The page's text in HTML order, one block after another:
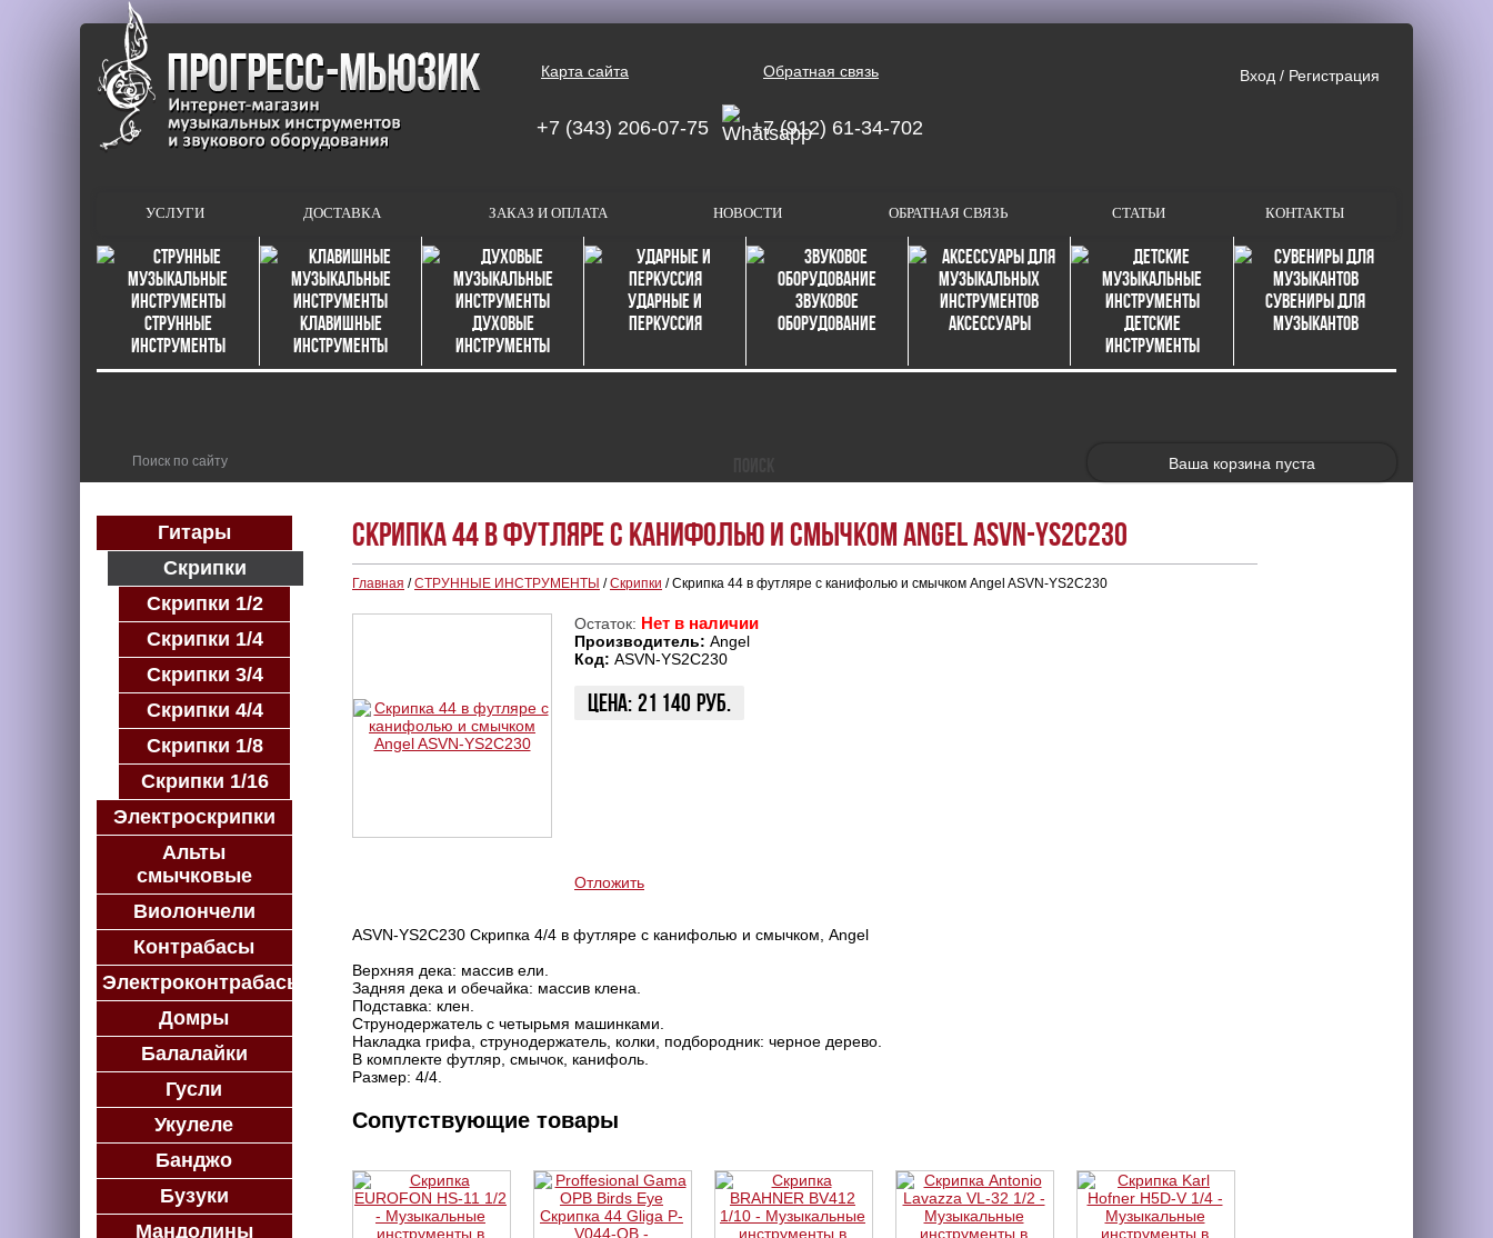
Карта сайта Обратная связь Вход / Регистрация
+7 (343) 206-07-75 +7 (912) 61-34-702
УСЛУГИ ДОСТАВКА ЗАКАЗ И ОПЛАТА НОВОСТИ ОБРАТНАЯ СВЯЗЬ СТАТЬИ КОНТАКТЫ
Струнные
инструменты
Клавишные
инструменты
Духовые
инструменты
Ударные и
перкуссия
Звуковое
оборудование
Аксессуары
Детские
инструменты
Сувениры для
музыкантов
Ваша корзина пуста
Скрипка 44 в футляре с канифолью и смычком Angel ASVN-YS2C230
Главная /СТРУННЫЕ ИНСТРУМЕНТЫ /Скрипки /Скрипка 44 в футляре с канифолью и смычком Angel ASVN-YS2C230
Остаток: Нет в наличии
Производитель: Angel
Код: ASVN-YS2C230
Цена: 21 140 руб.
Отложить
ASVN-YS2C230 Скрипка 4/4 в футляре с канифолью и смычком, Angel
Верхняя дека: массив ели.
Задняя дека и обечайка: массив клена.
Подставка: клен.
Струнодержатель с четырьмя машинками.
Накладка грифа, струнодержатель, колки, подбородник: черное дерево.
В комплекте футляр, смычок, канифоль.
Размер: 4/4.
Сопутствующие товары
Гитары
Скрипки
Скрипки 1/2
Скрипки 1/4
Скрипки 3/4
Скрипки 4/4
Скрипки 1/8
Скрипки 1/16
Электроскрипки
Альты
смычковые
Виолончели
Контрабасы
Электроконтрабасы
Домры
Балалайки
Гусли
Укулеле
Банджо
Бузуки
Мандолины